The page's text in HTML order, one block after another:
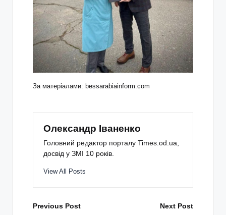
За матеріалами: bessarabiainform.com
Олександр Іваненко
Головний редактор порталу Times.od.ua,
досвід у ЗМІ 10 років.
View All Posts
Post
Previous Post Next Post